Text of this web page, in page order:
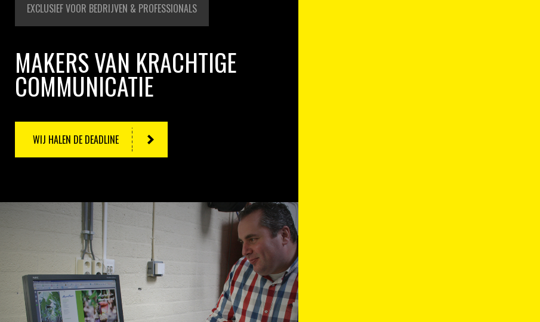
EXCLUSIEF VOOR BEDRIJVEN & PROFESSIONALS
MAKERS VAN KRACHTIGE
COMMUNICATIE
WIJ HALEN DE DEADLINE